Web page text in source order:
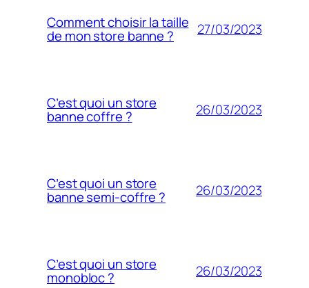
Comment choisir la taille
de mon store banne ? 27/03/2023
C’est quoi un store
banne coffre ? 26/03/2023
C’est quoi un store
banne semi-coffre ? 26/03/2023
C’est quoi un store
monobloc ? 26/03/2023